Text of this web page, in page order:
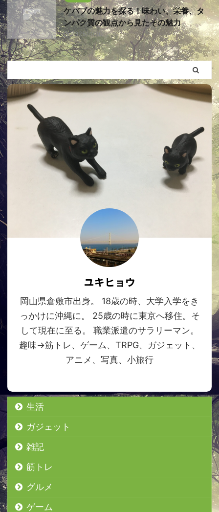
ケバブの魅力を探る！味わい、栄養、タ
ンパク質の観点から見たその魅力
2025/4/30
ユキヒョウ
岡山県倉敷市出身。 18歳の時、大学入学をき
っかけに沖縄に。 25歳の時に東京へ移住。そ
して現在に至る。 職業派遣のサラリーマン。
趣味→筋トレ、ゲーム、TRPG、ガジェット、
アニメ、写真、小旅行
生活
ガジェット
雑記
筋トレ
グルメ
ゲーム